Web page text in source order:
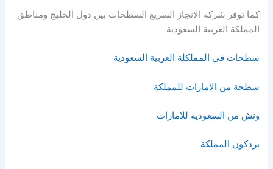
كما توفر شركة الانجاز السريع السطحات بين دول الخليج ومناطق
المملكة العربية السعودية
سطحات في المملكلة العربية السعودية
سطحة من الامارات للمملكة
ونش من السعودية للامارات
بردكون المملكة